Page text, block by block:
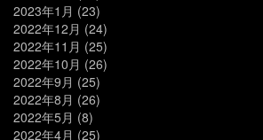
2023年1月 (23)
2022年12月 (24)
2022年11月 (25)
2022年10月 (26)
2022年9月 (25)
2022年8月 (26)
2022年5月 (8)
2022年4月 (25)